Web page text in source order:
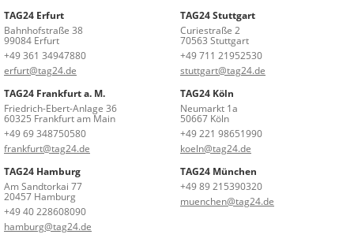
TAG24 Erfurt
Bahnhofstraße 38
99084 Erfurt
+49 361 34947880
erfurt@tag24.de
TAG24 Stuttgart
Curiestraße 2
70563 Stuttgart
+49 711 21952530
stuttgart@tag24.de
TAG24 Frankfurt a. M.
Friedrich-Ebert-Anlage 36
60325 Frankfurt am Main
+49 69 348750580
frankfurt@tag24.de
TAG24 Köln
Neumarkt 1a
50667 Köln
+49 221 98651990
koeln@tag24.de
TAG24 Hamburg
Am Sandtorkai 77
20457 Hamburg
+49 40 228608090
hamburg@tag24.de
TAG24 München
+49 89 215390320
muenchen@tag24.de